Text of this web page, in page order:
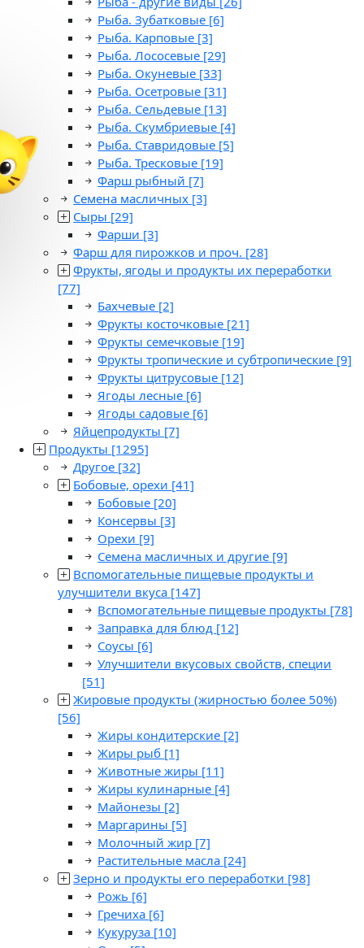
Рыба. Зубатковые [6]
Рыба. Карповые [3]
Рыба. Лососевые [29]
Рыба. Окуневые [33]
Рыба. Осетровые [31]
Рыба. Сельдевые [13]
Рыба. Скумбриевые [4]
Рыба. Ставридовые [5]
Рыба. Тресковые [19]
Фарш рыбный [7]
Семена масличных [3]
Сыры [29]
Фарши [3]
Фарш для пирожков и проч. [28]
Фрукты, ягоды и продукты их переработки
[77]
Бахчевые [2]
Фрукты косточковые [21]
Фрукты семечковые [19]
Фрукты тропические и субтропические [9]
Фрукты цитрусовые [12]
Ягоды лесные [6]
Ягоды садовые [6]
Яйцепродукты [7]
Продукты [1295]
Другое [32]
Бобовые, орехи [41]
Бобовые [20]
Консервы [3]
Орехи [9]
Семена масличных и другие [9]
Вспомогательные пищевые продукты и
улучшители вкуса [147]
Вспомогательные пищевые продукты [78]
Заправка для блюд [12]
Соусы [6]
Улучшители вкусовых свойств, специи
[51]
Жировые продукты (жирностью более 50%)
[56]
Жиры кондитерские [2]
Жиры рыб [1]
Животные жиры [11]
Жиры кулинарные [4]
Майонезы [2]
Маргарины [5]
Молочный жир [7]
Растительные масла [24]
Зерно и продукты его переработки [98]
Рожь [6]
Гречиха [6]
Кукуруза [10]